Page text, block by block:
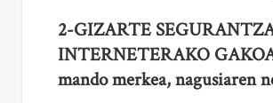
2-GIZARTE
INTERNETERAKO
mando merkea, nagusiaren